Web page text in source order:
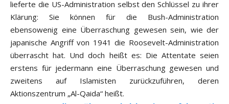
lieferte die US-Administration selbst den Schlüssel zu ihrer
Klärung: Sie können für die Bush-Administration
ebensowenig eine Überraschung gewesen sein, wie der
japanische Angriff von 1941 die Roosevelt-Administration
überrascht hat. Und doch heißt es: Die Attentate seien
erstens für jedermann eine Überraschung gewesen und
zweitens auf Islamisten zurückzuführen, deren
Aktionszentrum „Al-Qaida“ heißt.